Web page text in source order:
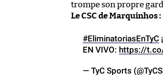
trompe son propre
Le CSC de Marquinhos :
#EliminatoriasEnTyC
EN VIVO: https://
— TyC Sports